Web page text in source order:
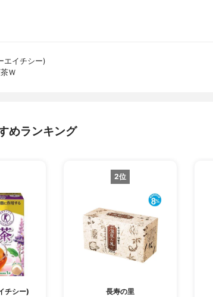
エイチシー)
Ｗ
めランキング
チシー)
2位
長寿の里